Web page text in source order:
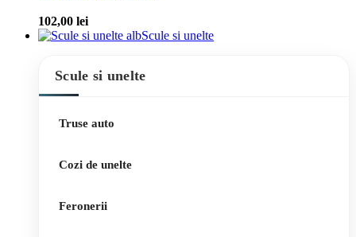
102,00 lei
Scule si unelte
Scule si unelte
Truse auto
Cozi de unelte
Feronerii